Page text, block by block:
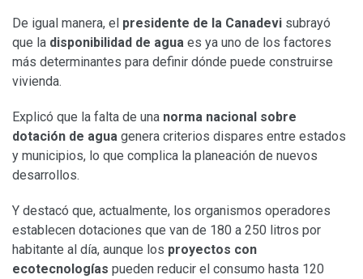
De igual manera, el presidente de la Canadevi subrayó
que la disponibilidad de agua es ya uno de los factores
más determinantes para definir dónde puede construirse
vivienda.
Explicó que la falta de una norma nacional sobre
dotación de agua genera criterios dispares entre estados
y municipios, lo que complica la planeación de nuevos
desarrollos.
Y destacó que, actualmente, los organismos operadores
establecen dotaciones que van de 180 a 250 litros por
habitante al día, aunque los proyectos con
ecotecnologías pueden reducir el consumo hasta 120